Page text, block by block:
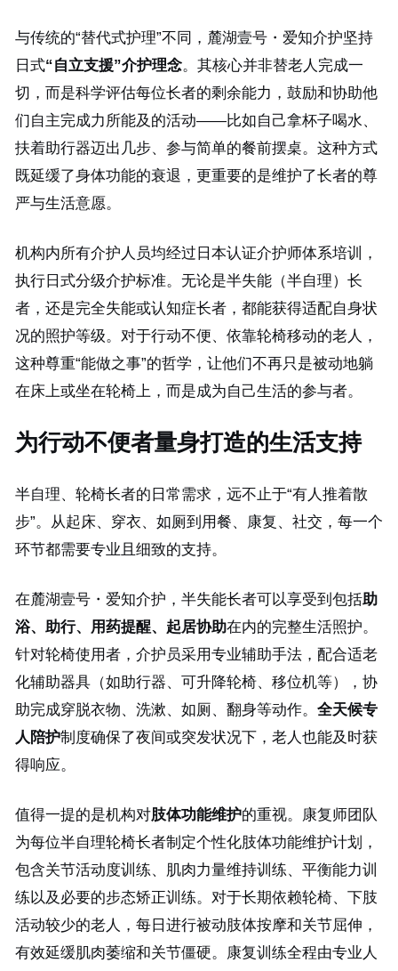
与传统的“替代式护理”不同，麓湖壹号・爱知介护坚持
日式“自立支援”介护理念。其核心并非替老人完成一
切，而是科学评估每位长者的剩余能力，鼓励和协助他
们自主完成力所能及的活动——比如自己拿杯子喝水、
扶着助行器迈出几步、参与简单的餐前摆桌。这种方式
既延缓了身体功能的衰退，更重要的是维护了长者的尊
严与生活意愿。
机构内所有介护人员均经过日本认证介护师体系培训，
执行日式分级介护标准。无论是半失能（半自理）长
者，还是完全失能或认知症长者，都能获得适配自身状
况的照护等级。对于行动不便、依靠轮椅移动的老人，
这种尊重“能做之事”的哲学，让他们不再只是被动地躺
在床上或坐在轮椅上，而是成为自己生活的参与者。
为行动不便者量身打造的生活支持
半自理、轮椅长者的日常需求，远不止于“有人推着散
步”。从起床、穿衣、如厕到用餐、康复、社交，每一个
环节都需要专业且细致的支持。
在麓湖壹号・爱知介护，半失能长者可以享受到包括助
浴、助行、用药提醒、起居协助在内的完整生活照护。
针对轮椅使用者，介护员采用专业辅助手法，配合适老
化辅助器具（如助行器、可升降轮椅、移位机等），协
助完成穿脱衣物、洗漱、如厕、翻身等动作。 全天候专
人陪护制度确保了夜间或突发状况下，老人也能及时获
得响应。
值得一提的是机构对肢体功能维护的重视。康复师团队
为每位半自理轮椅长者制定个性化肢体功能维护计划，
包含关节活动度训练、肌肉力量维持训练、平衡能力训
练以及必要的步态矫正训练。对于长期依赖轮椅、下肢
活动较少的老人，每日进行被动肢体按摩和关节屈伸，
有效延缓肌肉萎缩和关节僵硬。康复训练全程由专业人